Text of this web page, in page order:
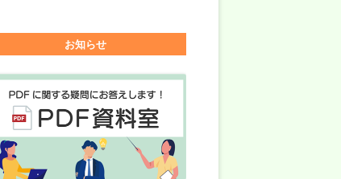
お知らせ